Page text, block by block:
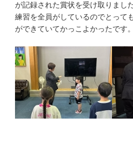
が記録された賞状を受け取りまし
練習を全員がしているのでとって
ができていてかっこよかったです。